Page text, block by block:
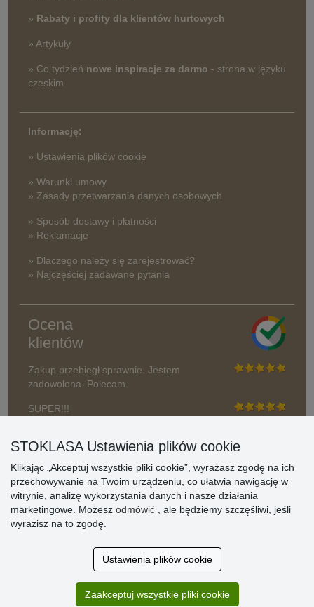
» Rabaty i profity dla klientów hurtowych
» Artykuły
» Co tydzień nowe inspiracje za darmo - strona w języku
czeskim
Informację:
» Ustawienia plików cookie
» Warunki umowy
» Zasady przetwarzania danych osobowych
» Sposób dostawy i płatności
» Reklamacje
» Dlaczego należy się zarejestrować?
» Najczęściej zadawane pytania
Ocena
klientów
Zakup przebiegł sprawnie. Jestem
zadowolona. Polecam.
SUPER!!!
Aktualnie 1804 recenzji
STOKLASA Ustawienia plików cookie
Klikając „Akceptuj wszystkie pliki cookie”, wyrażasz zgodę na ich
przechowywanie na Twoim urządzeniu, co ułatwia nawigację w
witrynie, analizę wykorzystania danych i nasze działania
marketingowe. Możesz odmówić
, ale będziemy szczęśliwi, jeśli
wyrazisz na to zgodę.
Ustawienia plików cookie
Zaakceptuj wszystkie pliki cookie